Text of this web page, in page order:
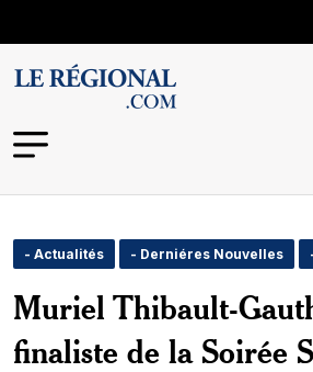
- Actualités - Derniéres Nouvelles
Muriel Thibault-
finaliste de la Soirée